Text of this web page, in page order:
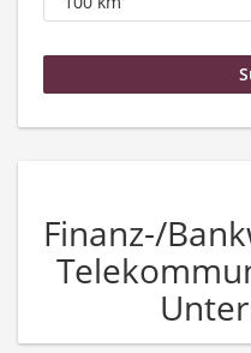
Finanz-/